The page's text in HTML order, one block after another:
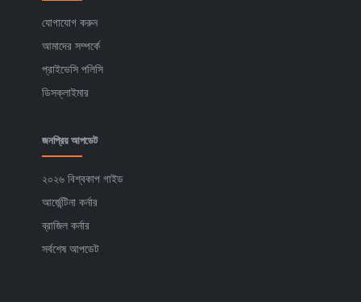
যোগাযোগ করুন
আমাদের সম্পর্কে
প্রাইভেসি পলিসি
ডিসক্লাইমার
জনপ্রিয় আপডেট
২০২৬ বিশ্বকাপ গাইড
আর্জেন্টিনা কর্নার
ব্রাজিল কর্নার
সর্বশেষ আপডেট